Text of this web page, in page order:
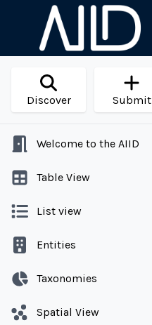
Discover Submit
Welcome to the AIID
Table View
List view
Entities
Taxonomies
Spatial View